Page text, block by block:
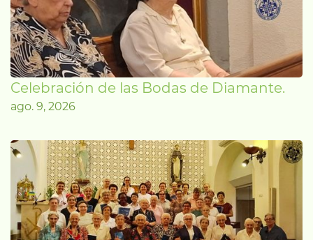
Celebración de las Bodas de Diamante.
ago. 9, 2026